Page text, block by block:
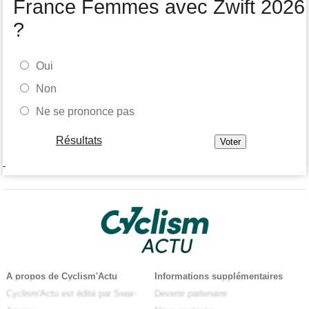
France Femmes avec Zwift 2026
?
Oui
Non
Ne se prononce pas
Résultats
-
A propos de Cyclism'Actu
Cyclism'Actu est édité par Swar-
Informations supplémentaires
Devenir partenaire